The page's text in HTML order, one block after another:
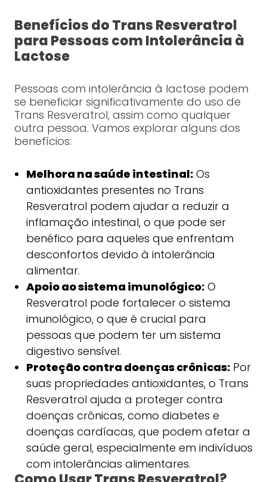
Benefícios do Trans Resveratrol
para Pessoas com Intolerância à
Lactose
Pessoas com intolerância à lactose podem
se beneficiar significativamente do uso de
Trans Resveratrol, assim como qualquer
outra pessoa. Vamos explorar alguns dos
benefícios:
Melhora na saúde intestinal:Os
antioxidantes presentes no Trans
Resveratrol podem ajudar a reduzir a
inflamação intestinal, o que pode ser
benéfico para aqueles que enfrentam
desconfortos devido à intolerância
alimentar.
Apoio ao sistema imunológico:O
Resveratrol pode fortalecer o sistema
imunológico, o que é crucial para
pessoas que podem ter um sistema
digestivo sensível.
Proteção contra doenças crônicas:Por
suas propriedades antioxidantes, o Trans
Resveratrol ajuda a proteger contra
doenças crônicas, como diabetes e
doenças cardíacas, que podem afetar a
saúde geral, especialmente em indivíduos
com intolerâncias alimentares.